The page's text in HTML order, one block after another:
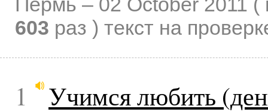
603 раз ) текст на
1 Учимся любить